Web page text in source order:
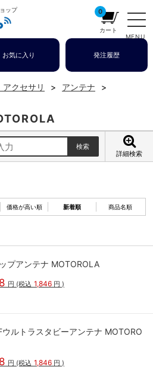
ップ
MENU
0
カート
お気に入り 発注履歴
クセサリ
アンテナ
詳細検索
価格が高い順 新着順 商品名順
プアンテナ MOTOROLA
円 (税込 1,846 円 )
ウルトラスタビーアンテナ MOTORO
円 (税込 1,846 円 )